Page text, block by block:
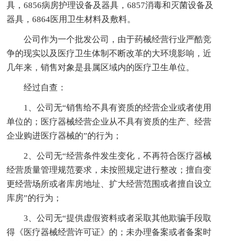
具，6856病房护理设备及器具，6857消毒和灭菌设备及
器具，6864医用卫生材料及敷料。
公司作为一个批发公司，由于药械经营行业严酷竞
争的现实以及医疗卫生体制不断改革的大环境影响，近
几年来，销售对象是县属区域内的医疗卫生单位。
经过自查：
1、公司无“销售给不具有资质的经营企业或者使用
单位的；医疗器械经营企业从不具有资质的生产、经营
企业购进医疗器械的”的行为；
2、公司无“经营条件发生变化，不再符合医疗器械
经营质量管理规范要求，未按照规定进行整改；擅自变
更经营场所或者库房地址、扩大经营范围或者擅自设立
库房”的行为；
3、公司无“提供虚假资料或者采取其他欺骗手段取
得《医疗器械经营许可证》的；未办理备案或者备案时